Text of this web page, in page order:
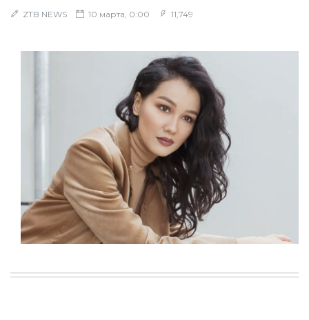
ZTB NEWS 10 марта, 0:00 11,749